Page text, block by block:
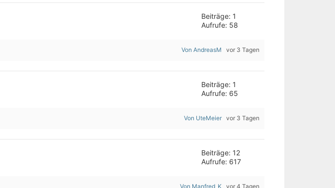
Beiträge: 1
Aufrufe: 58
Von AndreasM vor 3 Tagen
Beiträge: 1
Aufrufe: 65
Von UteMeier vor 3 Tagen
Beiträge: 12
Aufrufe: 617
Von Manfred_K vor 4 Tagen